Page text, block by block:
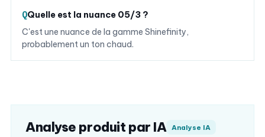
Quelle est la nuance 05/3 ?
C'est une nuance de la gamme Shinefinity,
probablement un ton chaud.
Analyse produit par IA Analyse IA